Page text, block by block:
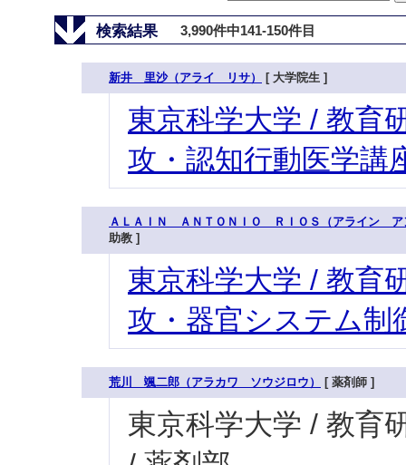
検索結果 3,990件中141-150件目
新井 里沙（アライ リサ） [ 大学院生 ]
東京科学大学 / 教育
攻・認知行動医学講
ＡＬＡＩＮ ＡＮＴＯＮＩＯ ＲＩＯＳ（アライン
助教 ]
東京科学大学 / 教育
攻・器官システム制
荒川 颯二郎（アラカワ ソウジロウ） [ 薬剤師 ]
東京科学大学 / 教育